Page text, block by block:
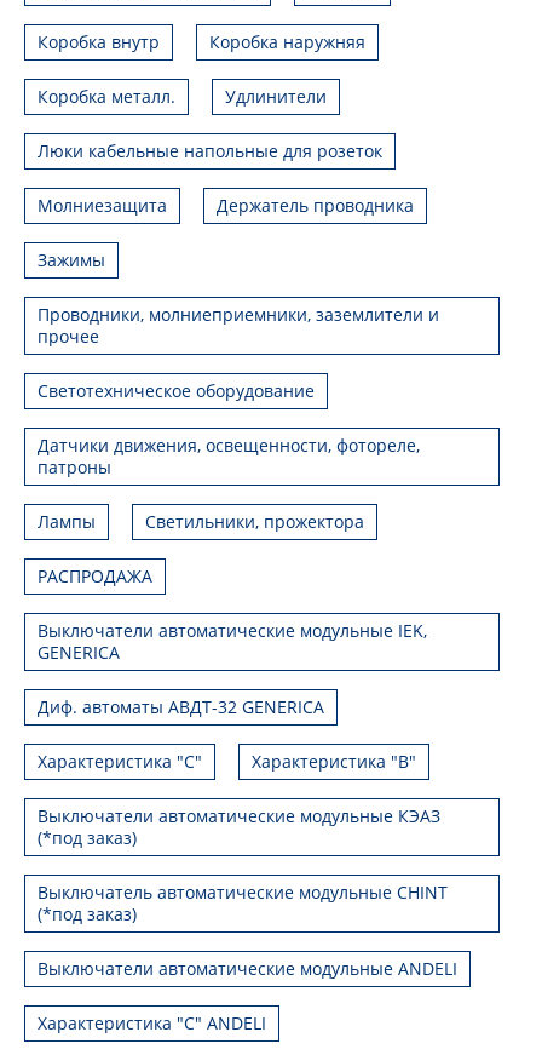
Коробка внутр Коробка наружняя
Коробка металл. Удлинители
Люки кабельные напольные для розеток
Молниезащита Держатель проводника
Зажимы
Проводники, молниеприемники, заземлители и
прочее
Светотехническое оборудование
Датчики движения, освещенности, фотореле,
патроны
Лампы Светильники, прожектора
РАСПРОДАЖА
Выключатели автоматические модульные IEK,
GENERICA
Диф. автоматы АВДТ-32 GENERICA
Характеристика "С" Характеристика "В"
Выключатели автоматические модульные КЭАЗ
(*под заказ)
Выключатель автоматические модульные CHINT
(*под заказ)
Выключатели автоматические модульные ANDELI
Характеристика "C" ANDELI